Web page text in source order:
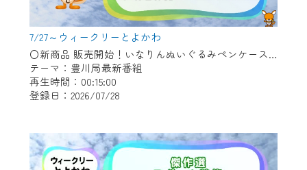
7/27～ウィークリーとよかわ
〇新商品 販売開始！いなりんぬいぐるみペンケース 〇足立歌謡 歌謡発表会 〇桜ヶ丘ミュージアム美術展 〇総合保健センター OPEN
テーマ：豊川局最新番組
再生時間：00:15:00
登録日：2026/07/28